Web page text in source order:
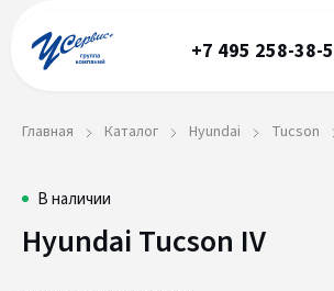
+7 495 258-38-
Главная Каталог Hyundai Tucson
Hyundai
Tucson
79912269
В наличии
Hyundai Tucson IV